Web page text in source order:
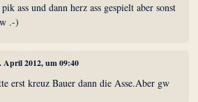
ass und dann herz ass gespielt aber sonst
.-)
April 2012, um 09:40
erst kreuz Bauer dann die Asse.Aber gw